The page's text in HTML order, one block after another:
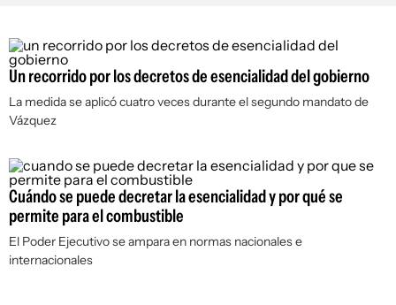
Un recorrido por los decretos de esencialidad del gobierno
La medida se aplicó cuatro veces durante el segundo mandato de
Vázquez
Cuándo se puede decretar la esencialidad y por qué se
permite para el combustible
El Poder Ejecutivo se ampara en normas nacionales e
internacionales